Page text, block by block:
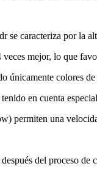
caracteriza por la
mejor, lo que
únicamente colores
en cuenta
permiten una
del proceso